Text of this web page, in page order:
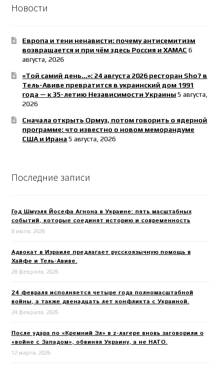
Новости
Европа и тени ненависти: почему антисемитизм
возвращается и при чём здесь Россия и ХАМАС 6
августа, 2026
«Той самий день…»: 24 августа 2026 ресторан Sho? в
Тель-Авиве превратится в украинский дом 1991
года — к 35-летию Независимости Украины 5 августа,
2026
Сначала открыть Ормуз, потом говорить о ядерной
программе: что известно о новом меморандуме
США и Ирана 5 августа, 2026
Последние записи
Год Шмуэля Йосефа Агнона в Украине: пять масштабных
событий, которые соединят историю и современность
8 июля, 2026
Адвокат в Израиле предлагает русскоязычную помощь в
Хайфе и Тель-Авиве.
28 февраля, 2026
24 февраля исполняется четыре года полномасштабной
войны, а также двенадцать лет конфликта с Украиной.
24 февраля, 2026
После удара по «Кремний Эл» в z-лагере вновь заговорили о
«войне с Западом», обвиняя Украину, а не НАТО.
12 марта, 2026